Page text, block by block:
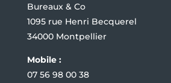
Bureaux & Co
1095 rue Henri Becquerel
34000 Montpellier
Mobile :
07 56 98 00 38